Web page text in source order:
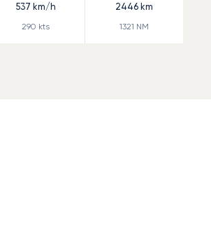
537 km/h
290 kts
2446km
1321 NM